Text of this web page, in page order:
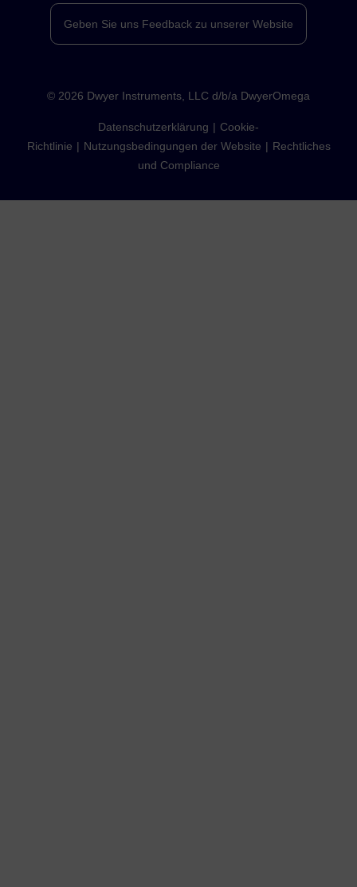
Geben Sie uns Feedback zu unserer Website
© 2026 Dwyer Instruments, LLC d/b/a DwyerOmega
Datenschutzerklärung
Cookie-
Richtlinie
Nutzungsbedingungen der Website
Rechtliches
und Compliance